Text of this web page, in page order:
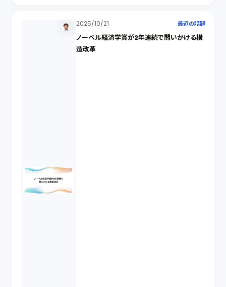
2025/10/21 最近の話題
ノーベル経済学賞が2年連続で問いかける構
造改革